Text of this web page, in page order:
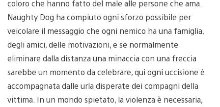
coloro che hanno fatto del male alle persone che ama.
Naughty Dog ha compiuto ogni sforzo possibile per
veicolare il messaggio che ogni nemico ha una famiglia,
degli amici, delle motivazioni, e se normalmente
eliminare dalla distanza una minaccia con una freccia
sarebbe un momento da celebrare, qui ogni uccisione è
accompagnata dalle urla disperate dei compagni della
vittima. In un mondo spietato, la violenza è necessaria,